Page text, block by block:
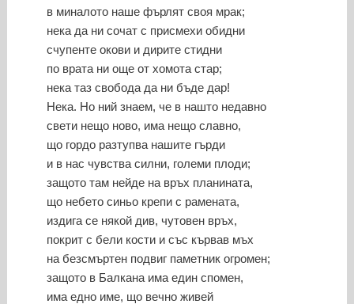
в миналото наше фърлят своя мрак;
нека да ни сочат с присмехи обидни
счупенте окови и дирите стидни
по врата ни още от хомота стар;
нека таз свобода да ни бъде дар!
Нека. Но ний знаем, че в нашто недавно
свети нещо ново, има нещо славно,
що гордо разтупва нашите гърди
и в нас чувства силни, големи плоди;
защото там нейде на връх планината,
що небето синьо крепи с рамената,
издига се някой див, чутовен връх,
покрит с бели кости и със кървав мъх
на безсмъртен подвиг паметник огромен;
защото в Балкана има един спомен,
има едно име, що вечно живей